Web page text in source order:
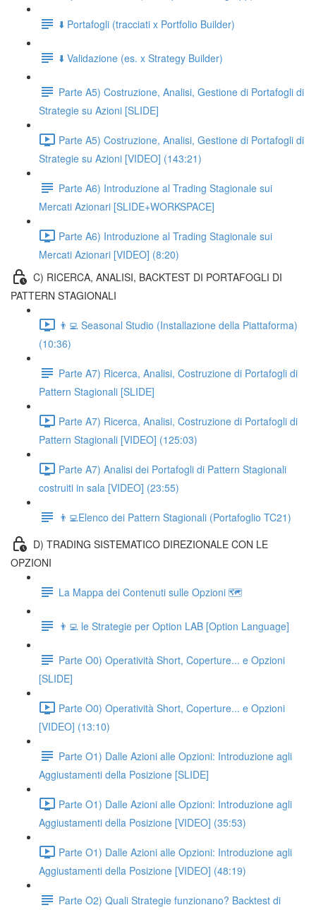
⬇️ Portafogli (tracciati x Portfolio Builder)
⬇️ Validazione (es. x Strategy Builder)
Parte A5) Costruzione, Analisi, Gestione di Portafogli di
Strategie su Azioni [SLIDE]
Parte A5) Costruzione, Analisi, Gestione di Portafogli di
Strategie su Azioni [VIDEO] (143:21)
Parte A6) Introduzione al Trading Stagionale sui
Mercati Azionari [SLIDE+WORKSPACE]
Parte A6) Introduzione al Trading Stagionale sui
Mercati Azionari [VIDEO] (8:20)
C) RICERCA, ANALISI, BACKTEST DI PORTAFOGLI DI
PATTERN STAGIONALI
👨‍💻 Seasonal Studio (Installazione della Piattaforma)
(10:36)
Parte A7) Ricerca, Analisi, Costruzione di Portafogli di
Pattern Stagionali [SLIDE]
Parte A7) Ricerca, Analisi, Costruzione di Portafogli di
Pattern Stagionali [VIDEO] (125:03)
Parte A7) Analisi dei Portafogli di Pattern Stagionali
costruiti in sala [VIDEO] (23:55)
👨‍💻Elenco dei Pattern Stagionali (Portafoglio TC21)
D) TRADING SISTEMATICO DIREZIONALE CON LE
OPZIONI
La Mappa dei Contenuti sulle Opzioni 🗺
👨‍💻 le Strategie per Option LAB [Option Language]
Parte O0) Operatività Short, Coperture... e Opzioni
[SLIDE]
Parte O0) Operatività Short, Coperture... e Opzioni
[VIDEO] (13:10)
Parte O1) Dalle Azioni alle Opzioni: Introduzione agli
Aggiustamenti della Posizione [SLIDE]
Parte O1) Dalle Azioni alle Opzioni: Introduzione agli
Aggiustamenti della Posizione [VIDEO] (35:53)
Parte O1) Dalle Azioni alle Opzioni: Introduzione agli
Aggiustamenti della Posizione [VIDEO] (48:19)
Parte O2) Quali Strategie funzionano? Backtest di